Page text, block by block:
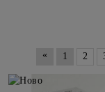
«
1 2